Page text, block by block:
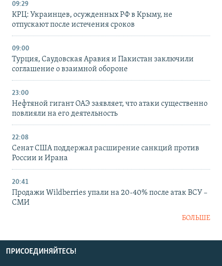
09:29
КРЦ: Украинцев, осужденных РФ в Крыму, не
отпускают после истечения сроков
09:00
Турция, Саудовская Аравия и Пакистан заключили
соглашение о взаимной обороне
23:00
Нефтяной гигант ОАЭ заявляет, что атаки существенно
повлияли на его деятельность
22:08
Сенат США поддержал расширение санкций против
России и Ирана
20:41
Продажи Wildberries упали на 20-40% после атак ВСУ –
СМИ
БОЛЬШЕ
ПРИСОЕДИНЯЙТЕСЬ!